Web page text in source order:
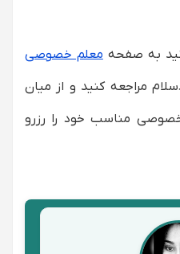
به صفحه معلم خصوصی
مراجعه کنید و از میان
مناسب خود را رزرو